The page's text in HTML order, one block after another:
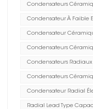
Condensateurs
Condensateur À Faible
Condensateur
Condensateurs
Condensateurs Radiaux
Condensateurs
Condensateur Radial
Radial Lead Type